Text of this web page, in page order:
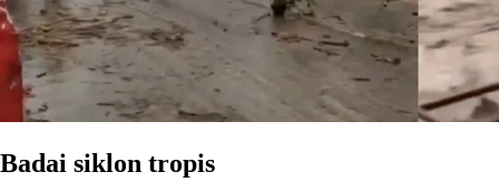
Badai siklon tropis